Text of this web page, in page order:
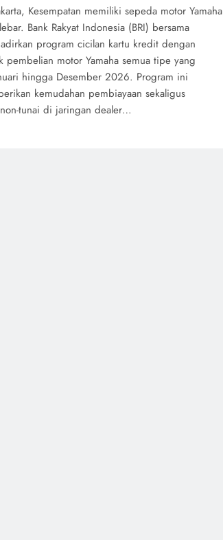
Kesempatan memiliki sepeda motor Yamaha
Bank Rakyat Indonesia (BRI) bersama
program cicilan kartu kredit dengan
motor Yamaha semua tipe yang
hingga Desember 2026. Program ini
kemudahan pembiayaan sekaligus
tunai di jaringan dealer…